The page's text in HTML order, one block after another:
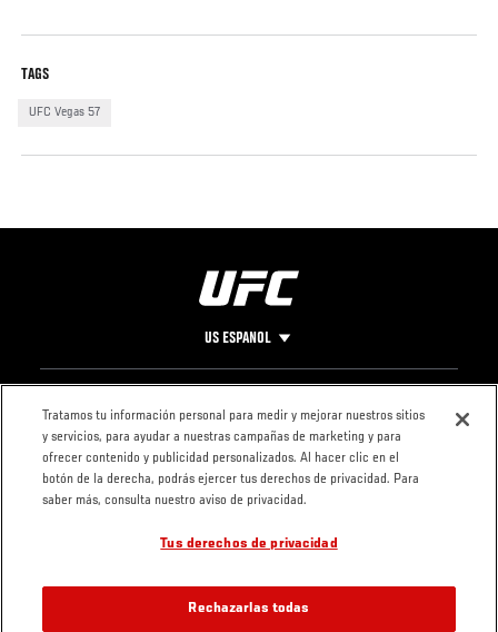
TAGS
UFC Vegas 57
US ESPANOL
Pie
de
Página
CONTACTO
LEGAL
Condiciones
Política de
privacidad
Tratamos tu información personal para medir y mejorar nuestros sitios
y servicios, para ayudar a nuestras campañas de marketing y para
ofrecer contenido y publicidad personalizados. Al hacer clic en el
botón de la derecha, podrás ejercer tus derechos de privacidad. Para
saber más, consulta nuestro aviso de privacidad.
Tus derechos de privacidad
Rechazarlas todas